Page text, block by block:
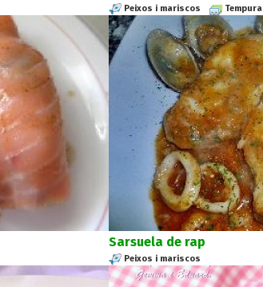
Peixos i mariscos Tempura
Sarsuela de rap
Peixos i mariscos